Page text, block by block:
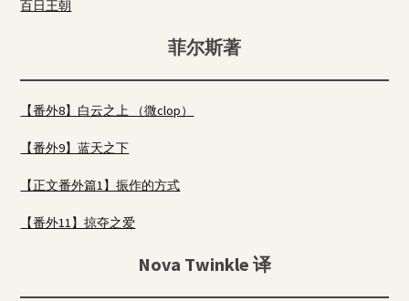
百日王朝
菲尔斯著
【番外8】白云之上 （微clop）
【番外9】蓝天之下
【正文番外篇1】振作的方式
【番外11】掠夺之爱
Nova Twinkle 译